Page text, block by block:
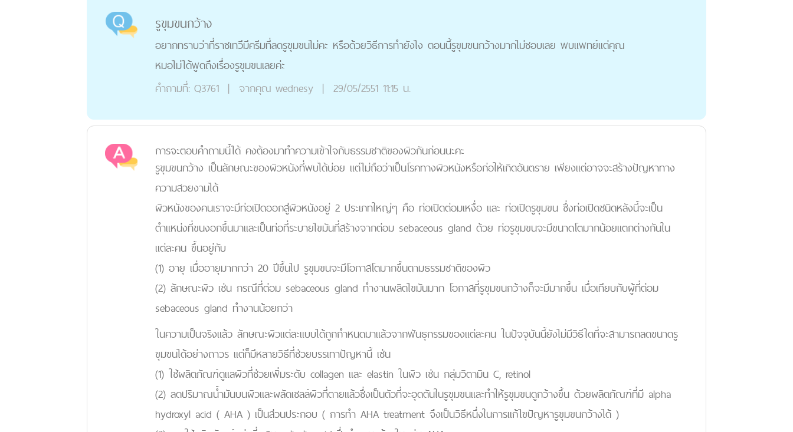
รูขุมขนกว้าง
อยากทราบว่าที่ราชเทวีมีครีมที่ลดรูขุมขนไม่คะ หรือด้วยวิธีการทำยังไง ตอนนี้รูขุมขนกว้างมากไม่ชอบเลย พบแพทย์แต่คุณ
หมอไม่ได้พูดถึงเรื่องรูขุมขนเลยค่ะ
คำถามที่: Q3761 | จากคุณ wednesy | 29/05/2551 11:15 น.
การจะตอบคำถามนี้ได้ คงต้องมาทำความเข้าใจกับธรรมชาติของผิวกันก่อนนะคะ
รูขุมขนกว้าง เป็นลักษณะของผิวหนังที่พบได้บ่อย แต่ไม่ถือว่าเป็นโรคทางผิวหนังหรือก่อให้เกิดอันตราย เพียงแต่อาจจะสร้างปัญหาทาง
ความสวยงามได้
ผิวหนังของคนเราจะมีท่อเปิดออกสู่ผิวหนังอยู่ 2 ประเภทใหญ่ๆ คือ ท่อเปิดต่อมเหงื่อ และ ท่อเปิดรูขุมขน ซึ่งท่อเปิดชนิดหลังนี้จะเป็น
ตำแหน่งที่ขนงอกขึ้นมาและเป็นท่อที่ระบายไขมันที่สร้างจากต่อม sebaceous gland ด้วย ท่อรูขุมขนจะมีขนาดโตมากน้อยแตกต่างกันใน
แต่ละคน ขึ้นอยู่กับ
(1) อายุ เมื่ออายุมากกว่า 20 ปีขึ้นไป รูขุมขนจะมีโอกาสโตมากขึ้นตามธรรมชาติของผิว
(2) ลักษณะผิว เช่น กรณีที่ต่อม sebaceous gland ทำงานผลิตไขมันมาก โอกาสที่รูขุมขนกว้างก็จะมีมากขึ้น เมื่อเทียบกับผู้ที่ต่อม
sebaceous gland ทำงานน้อยกว่า
ในความเป็นจริงแล้ว ลักษณะผิวแต่ละแบบได้ถูกกำหนดมาแล้วจากพันธุกรรมของแต่ละคน ในปัจจุบันนี้ยังไม่มีวิธีใดที่จะสามารถลดขนาดรู
ขุมขนได้อย่างถาวร แต่ก็มีหลายวิธีที่ช่วยบรรเทาปัญหานี้ เช่น
(1) ใช้ผลิตภัณฑ์ดูแลผิวที่ช่วยเพิ่มระดับ collagen และ elastin ในผิว เช่น กลุ่มวิตามิน C, retinol
(2) ลดปริมาณน้ำมันบนผิวและผลัดเซลล์ผิวที่ตายแล้วซึ่งเป็นตัวที่จะอุดตันในรูขุมขนและทำให้รูขุมขนดูกว้างขึ้น ด้วยผลิตภัณฑ์ที่มี alpha
hydroxyl acid ( AHA ) เป็นส่วนประกอบ ( การทำ AHA treatment จึงเป็นวิธีหนึ่งในการแก้ไขปัญหารูขุมขนกว้างได้ )